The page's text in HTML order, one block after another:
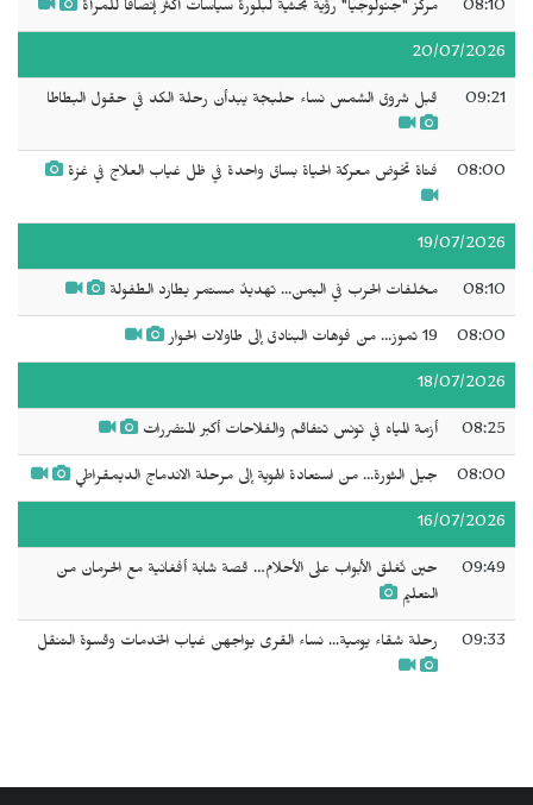
08:10 مركز "جنولوجيا" رؤية بحثية لبلورة سياسات أكثر إنصافاً للمرأة
20/07/2026
09:21 قبل شروق الشمس نساء حلبجة يبدأن رحلة الكد في حقول البطاطا
08:00 فتاة تخوض معركة الحياة بساق واحدة في ظل غياب العلاج في غزة
19/07/2026
08:10 مخلفات الحرب في اليمن... تهديدٌ مستمر يطارد الطفولة
08:00 19 تموز... من فوهات البنادق إلى طاولات الحوار
18/07/2026
08:25 أزمة المياه في تونس تتفاقم والفلاحات أكبر المتضررات
08:00 جيل الثورة... من استعادة الهوية إلى مرحلة الاندماج الديمقراطي
16/07/2026
09:49
حين تُغلق الأبواب على الأحلام… قصة شابة أفغانية مع الحرمان من
التعليم
09:33 رحلة شقاء يومية... نساء القرى يواجهن غياب الخدمات وقسوة التنقل